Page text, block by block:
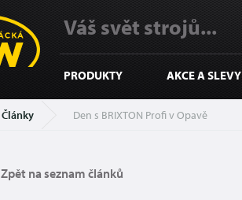
Váš svět strojů...
PRODUKTY AKCE A SLEVY
Články Den s BRIXTON Profi v Opavě
Zpět na seznam článků